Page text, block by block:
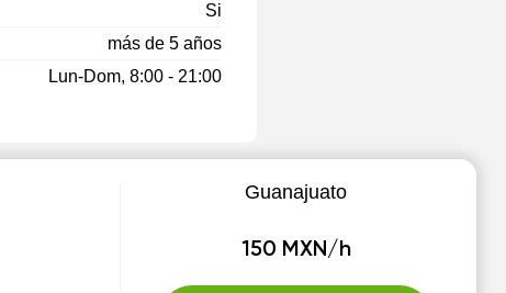
Si
más de 5 años
Lun-Dom, 8:00 - 21:00
Guanajuato
150 MXN/h